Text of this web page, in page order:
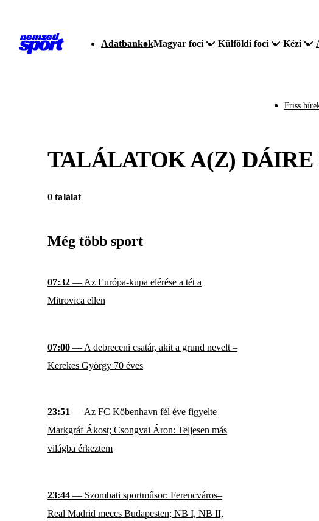
AdatbankokMagyar foci Külföldi foci Kézi
Friss
TALÁLATOK A(Z) DÁIRE
0 találat
Még több sport
07:32 — Az Európa-kupa elérése a tét a
Mitrovica ellen
07:00 — A debreceni csatár, akit a grund nevelt –
Kerekes György 70 éves
23:51 — Az FC Köbenhavn fél éve figyelte
Markgráf Ákost; Csongvai Áron: Teljesen más
világba érkeztem
23:44 — Szombati sportműsor: Ferencváros–
Real Madrid meccs Budapesten; NB I, NB II,